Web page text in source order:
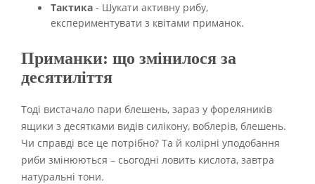
Тактика - Шукати активну рибу,
експериментувати з квітами приманок.
Приманки: що змінилося за
десятиліття
Тоді вистачало пари блешень, зараз у фореляників
ящики з десятками видів силікону, воблерів, блешень.
Чи справді все це потрібно? Та й колірні уподобання
риби змінюються – сьогодні ловить кислота, завтра
натуральні тони.